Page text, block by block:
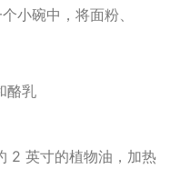
小碗中，将面粉、
2 英寸的植物油，加热